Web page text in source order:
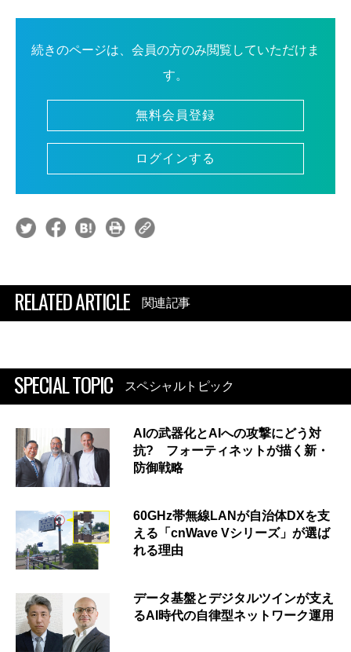
続きのページは、会員の方のみ閲覧していただけま
す。
無料会員登録
ログインする
RELATED ARTICLE 関連記事
SPECIAL TOPIC スペシャルトピック
AIの武器化とAIへの攻撃にどう対
抗? フォーティネットが描く新・
防御戦略
60GHz帯無線LANが自治体DXを支
える「cnWave Vシリーズ」が選ば
れる理由
データ基盤とデジタルツインが支え
るAI時代の自律型ネットワーク運用